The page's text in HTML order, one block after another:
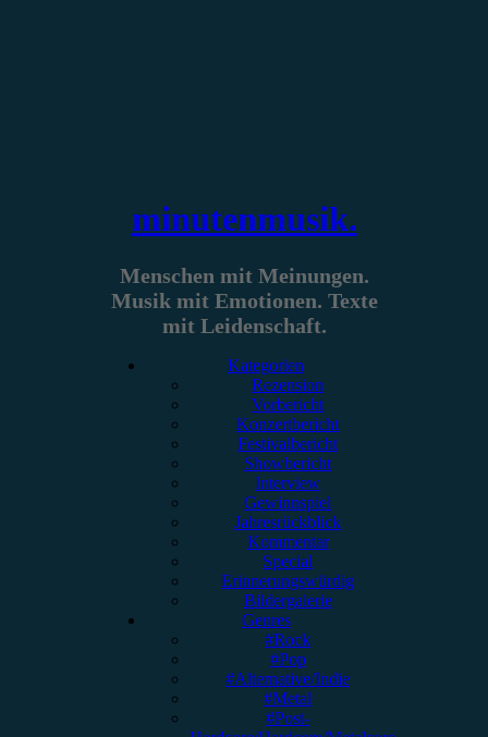
minutenmusik.
Menschen mit Meinungen.
Musik mit Emotionen. Texte
mit Leidenschaft.
Kategorien
Rezension
Vorbericht
Konzertbericht
Festivalbericht
Showbericht
Interview
Gewinnspiel
Jahresrückblick
Kommentar
Special
Erinnerungswürdig
Bildergalerie
Genres
#Rock
#Pop
#Alternative/Indie
#Metal
#Post-